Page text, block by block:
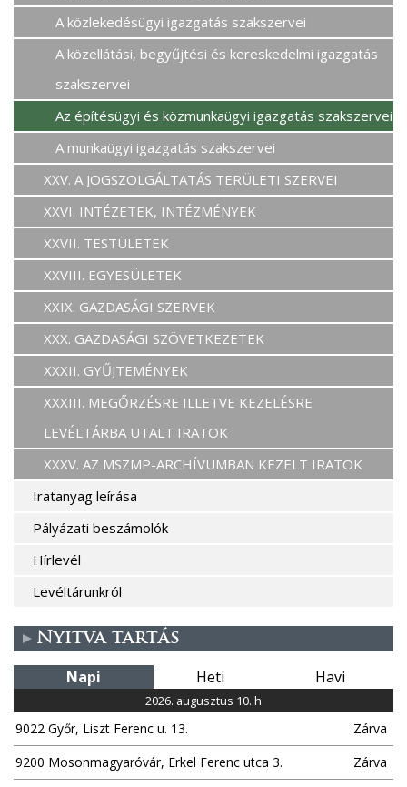
A közlekedésügyi igazgatás szakszervei
A közellátási, begyűjtési és kereskedelmi igazgatás
szakszervei
Az építésügyi és közmunkaügyi igazgatás szakszervei
A munkaügyi igazgatás szakszervei
XXV. A JOGSZOLGÁLTATÁS TERÜLETI SZERVEI
XXVI. INTÉZETEK, INTÉZMÉNYEK
XXVII. TESTÜLETEK
XXVIII. EGYESÜLETEK
XXIX. GAZDASÁGI SZERVEK
XXX. GAZDASÁGI SZÖVETKEZETEK
XXXII. GYŰJTEMÉNYEK
XXXIII. MEGŐRZÉSRE ILLETVE KEZELÉSRE
LEVÉLTÁRBA UTALT IRATOK
XXXV. AZ MSZMP-ARCHÍVUMBAN KEZELT IRATOK
Iratanyag leírása
Pályázati beszámolók
Hírlevél
Levéltárunkról
Nyitva tartás
Napi Heti Havi
2026. augusztus 10. h
9022 Győr, Liszt Ferenc u. 13.
Zárva
9200 Mosonmagyaróvár, Erkel Ferenc utca 3.
Zárva